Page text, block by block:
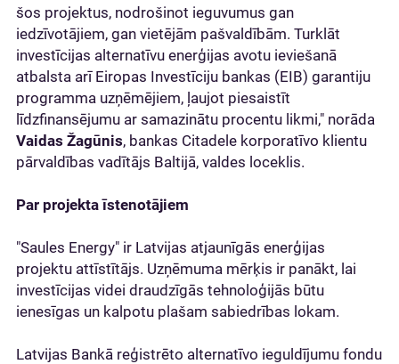
šos projektus, nodrošinot ieguvumus gan
iedzīvotājiem, gan vietējām pašvaldībām. Turklāt
investīcijas alternatīvu enerģijas avotu ieviešanā
atbalsta arī Eiropas Investīciju bankas (EIB) garantiju
programma uzņēmējiem, ļaujot piesaistīt
līdzfinansējumu ar samazinātu procentu likmi," norāda
Vaidas Žagūnis, bankas Citadele korporatīvo klientu
pārvaldības vadītājs Baltijā, valdes loceklis.
Par projekta īstenotājiem
"Saules Energy" ir Latvijas atjaunīgās enerģijas
projektu attīstītājs. Uzņēmuma mērķis ir panākt, lai
investīcijas videi draudzīgās tehnoloģijās būtu
ienesīgas un kalpotu plašam sabiedrības lokam.
Latvijas Bankā reģistrēto alternatīvo ieguldījumu fondu